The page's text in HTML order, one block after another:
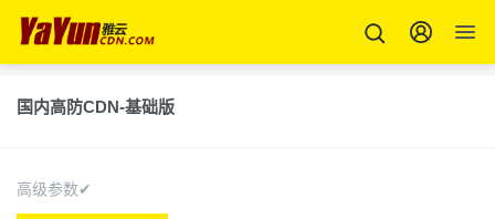
国内高防CDN-基础版
高级参数✔